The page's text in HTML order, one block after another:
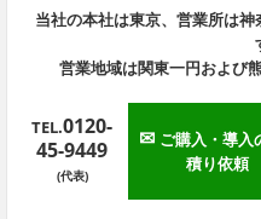
当社の本社は東京、営業所は
営業地域は関東一円および
TEL.0120-
45-9449
(代表)
✉ ご購入・導入
積り依頼